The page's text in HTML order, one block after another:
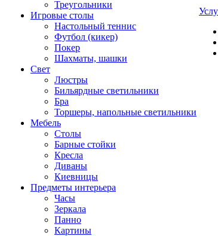
Треугольники
Игровые столы
Настольный теннис
Футбол (кикер)
Покер
Шахматы, шашки
Свет
Люстры
Бильярдные светильники
Бра
Торшеры, напольные светильники
Мебель
Столы
Барные стойки
Кресла
Диваны
Киевницы
Предметы интерьера
Часы
Зеркала
Панно
Картины